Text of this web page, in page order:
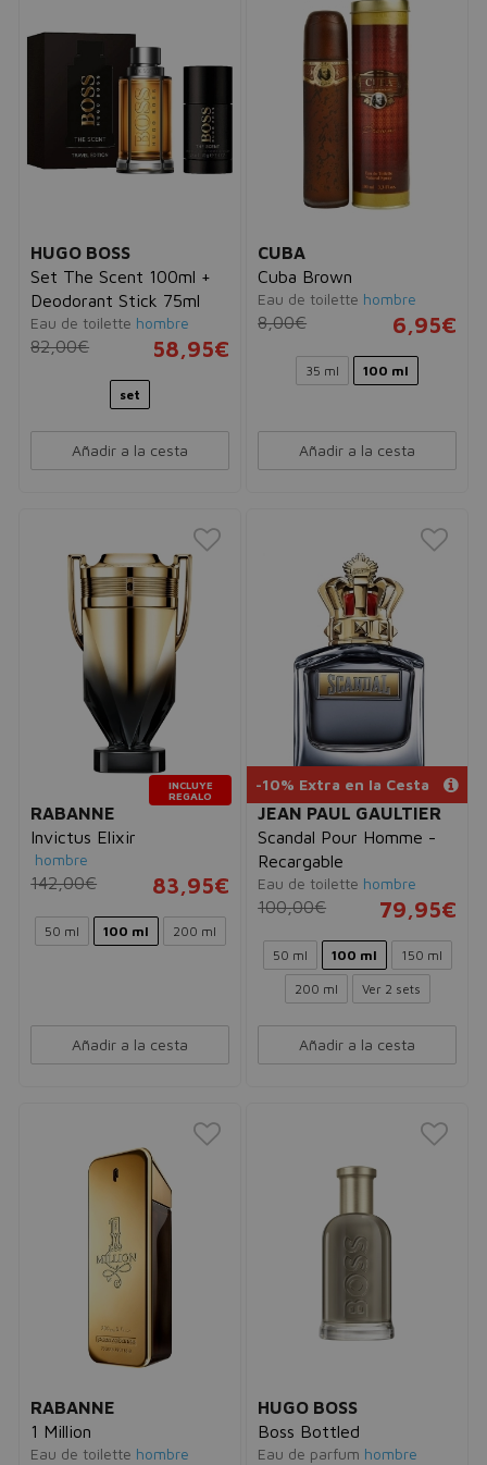
HUGO BOSS
Set The Scent 100ml +
Deodorant Stick 75ml
Eau de toilette hombre
82,00€ 58,95€
set
Añadir a la cesta
CUBA
Cuba Brown
Eau de toilette hombre
8,00€ 6,95€
35 ml 100 ml
Añadir a la cesta
INCLUYE
REGALO
RABANNE
Invictus Elixir
hombre
142,00€ 83,95€
50 ml 100 ml 200 ml
Añadir a la cesta
-10% Extra en la Cesta
JEAN PAUL GAULTIER
Scandal Pour Homme -
Recargable
Eau de toilette hombre
100,00€ 79,95€
50 ml 100 ml 150 ml
200 ml Ver 2 sets
Añadir a la cesta
RABANNE
1 Million
Eau de toilette hombre
HUGO BOSS
Boss Bottled
Eau de parfum hombre